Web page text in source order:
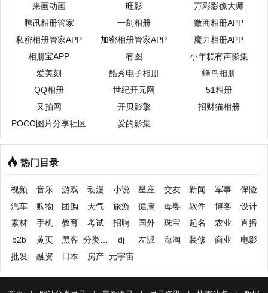
来画动画
旺影
万彩影像大师
腾讯相册管家
一刻相册
微商相册APP
私密相册管家APP
加密相册管家APP
魔力相册APP
相册宝APP
有图
小年糕有声影集
爱美刻
酷秀电子相册
蜂鸟相册
QQ相册
世纪开元网
51相册
又拍网
开贝影擎
招财猫相册
POCO图片分享社区
爱的影集
热门目录
视频 音乐 游戏 动漫 小说 星座 交友 新闻 军事
保险
汽车
购物 团购 天气 旅游 健康 母婴 软件 博客
设计
素材
手机 教育 考试 招聘 国外 珠宝 起名 农业
直播
b2b
黄页 黑客 分类信息 dj 左派 海淘 装修 商业
电影
批发
融资 日本 房产 元宇宙